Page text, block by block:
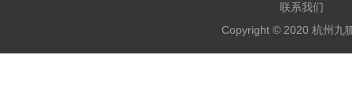
联系我们
Copyright © 2020 杭州九